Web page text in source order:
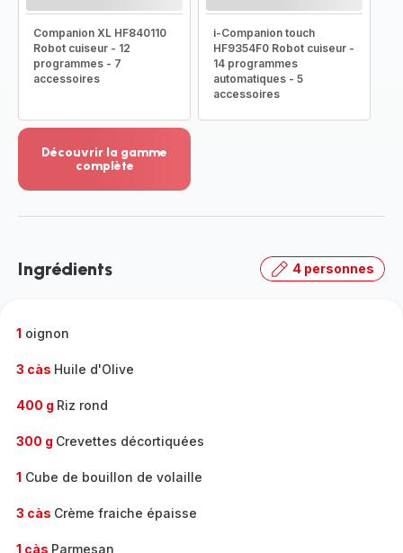
Companion XL HF840110
Robot cuiseur - 12
programmes - 7
accessoires
i-Companion touch
HF9354F0 Robot cuiseur -
14 programmes
automatiques - 5
accessoires
Découvrir la gamme
complète
-
gamme
Ingrédients 4 personnes
1 oignon
3 càs Huile d'Olive
400 g Riz rond
300 g Crevettes décortiquées
1 Cube de bouillon de volaille
3 càs Crème fraiche épaisse
1 càs Parmesan